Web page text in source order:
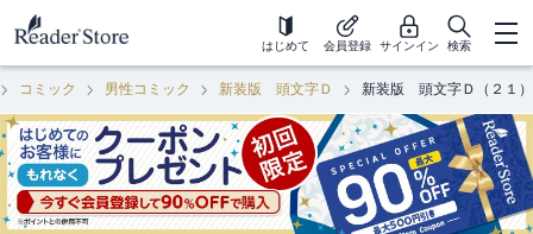
はじめて 会員登録 サインイン 検索
コミック 男性コミック 新装版 頭文字Ｄ 新装版 頭文字Ｄ（２１）